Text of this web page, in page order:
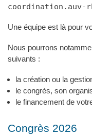
coordination.auv-
Une équipe est là pour
Nous pourrons
suivants :
la création ou la
le congrès, son
le financement de
Congrès 2026